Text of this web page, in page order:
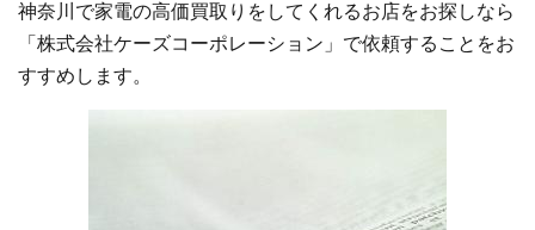
神奈川で家電の高価買取りをしてくれるお店をお探しなら
「株式会社ケーズコーポレーション」で依頼することをお
すすめします。